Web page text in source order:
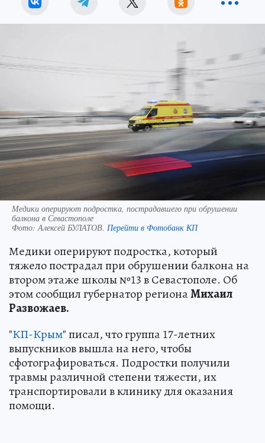
Медики оперируют подростка, пострадавшего при обрушении
балкона в Севастополе
Фото: Алексей БУЛАТОВ. Перейти в Фотобанк КП
Медики оперируют подростка, который
тяжело пострадал при обрушении балкона на
втором этаже школы №13 в Севастополе. Об
этом сообщил губернатор регионаМихаил
Развожаев.
"КП-Крым" писал, что группа 17-летних
выпускников вышла на него, чтобы
сфотографироваться. Подростки получили
травмы различной степени тяжести, их
транспортировали в клинику для оказания
помощи.